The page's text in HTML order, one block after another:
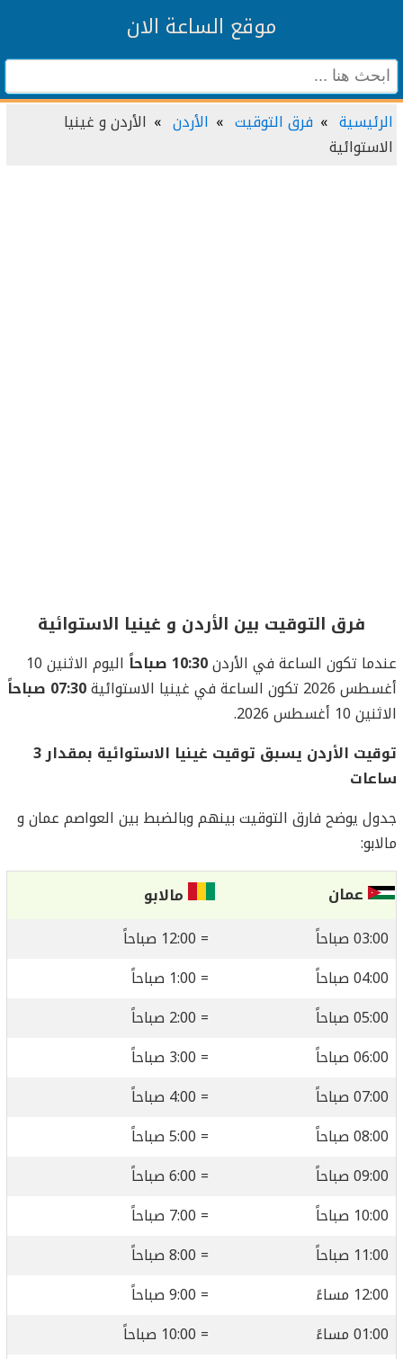
موقع الساعة الان
الرئيسية فرق التوقيت الأردن
الأردن و غينيا
الاستوائية
فرق التوقيت بين الأردن و غينيا الاستوائية
عندما تكون الساعة في الأردن10:30 صباحاً
اليوم الاثنين 10
أغسطس 2026 تكون الساعة في غينيا الاستوائية
07:30 صباحاً
الاثنين 10 أغسطس 2026.
توقيت الأردن يسبق توقيت غينيا الاستوائية بمقدار 3
ساعات
جدول يوضح فارق التوقيت بينهم وبالضبط بين العواصم عمان و
مالابو:
عمان
مالابو
03:00 صباحاً
= 12:00 صباحاً
04:00 صباحاً
= 1:00 صباحاً
05:00 صباحاً
= 2:00 صباحاً
06:00 صباحاً
= 3:00 صباحاً
07:00 صباحاً
= 4:00 صباحاً
08:00 صباحاً
= 5:00 صباحاً
09:00 صباحاً
= 6:00 صباحاً
10:00 صباحاً
= 7:00 صباحاً
11:00 صباحاً
= 8:00 صباحاً
12:00 مساءً
= 9:00 صباحاً
01:00 مساءً
= 10:00 صباحاً